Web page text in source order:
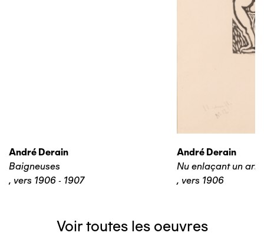
André Derain
Baigneuses
, vers 1906 - 1907
André Derain
Nu enlaçant un
, vers 1906
Voir toutes les oeuvres